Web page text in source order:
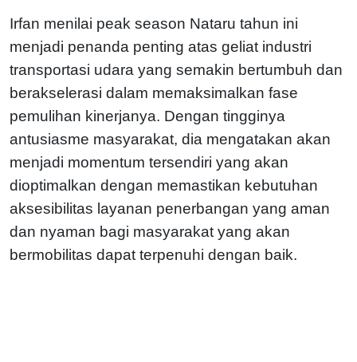
Irfan menilai peak season Nataru tahun ini
menjadi penanda penting atas geliat industri
transportasi udara yang semakin bertumbuh dan
berakselerasi dalam memaksimalkan fase
pemulihan kinerjanya. Dengan tingginya
antusiasme masyarakat, dia mengatakan akan
menjadi momentum tersendiri yang akan
dioptimalkan dengan memastikan kebutuhan
aksesibilitas layanan penerbangan yang aman
dan nyaman bagi masyarakat yang akan
bermobilitas dapat terpenuhi dengan baik.